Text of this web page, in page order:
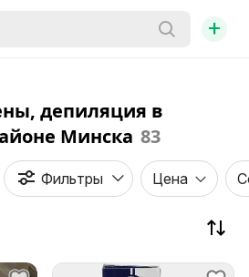
+
депиляция в
Минска 83
Фильтры Цена